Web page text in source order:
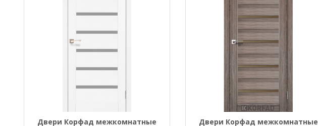
Двери Корфад межкомнатные
Двери Корфад межкомнатные